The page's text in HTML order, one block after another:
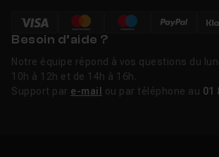
Besoin d’aide ?
Notre équipe répond à vos questions du
10h à 12h et de 14h à 16h.
Support par e-mail ou par téléphone au 01